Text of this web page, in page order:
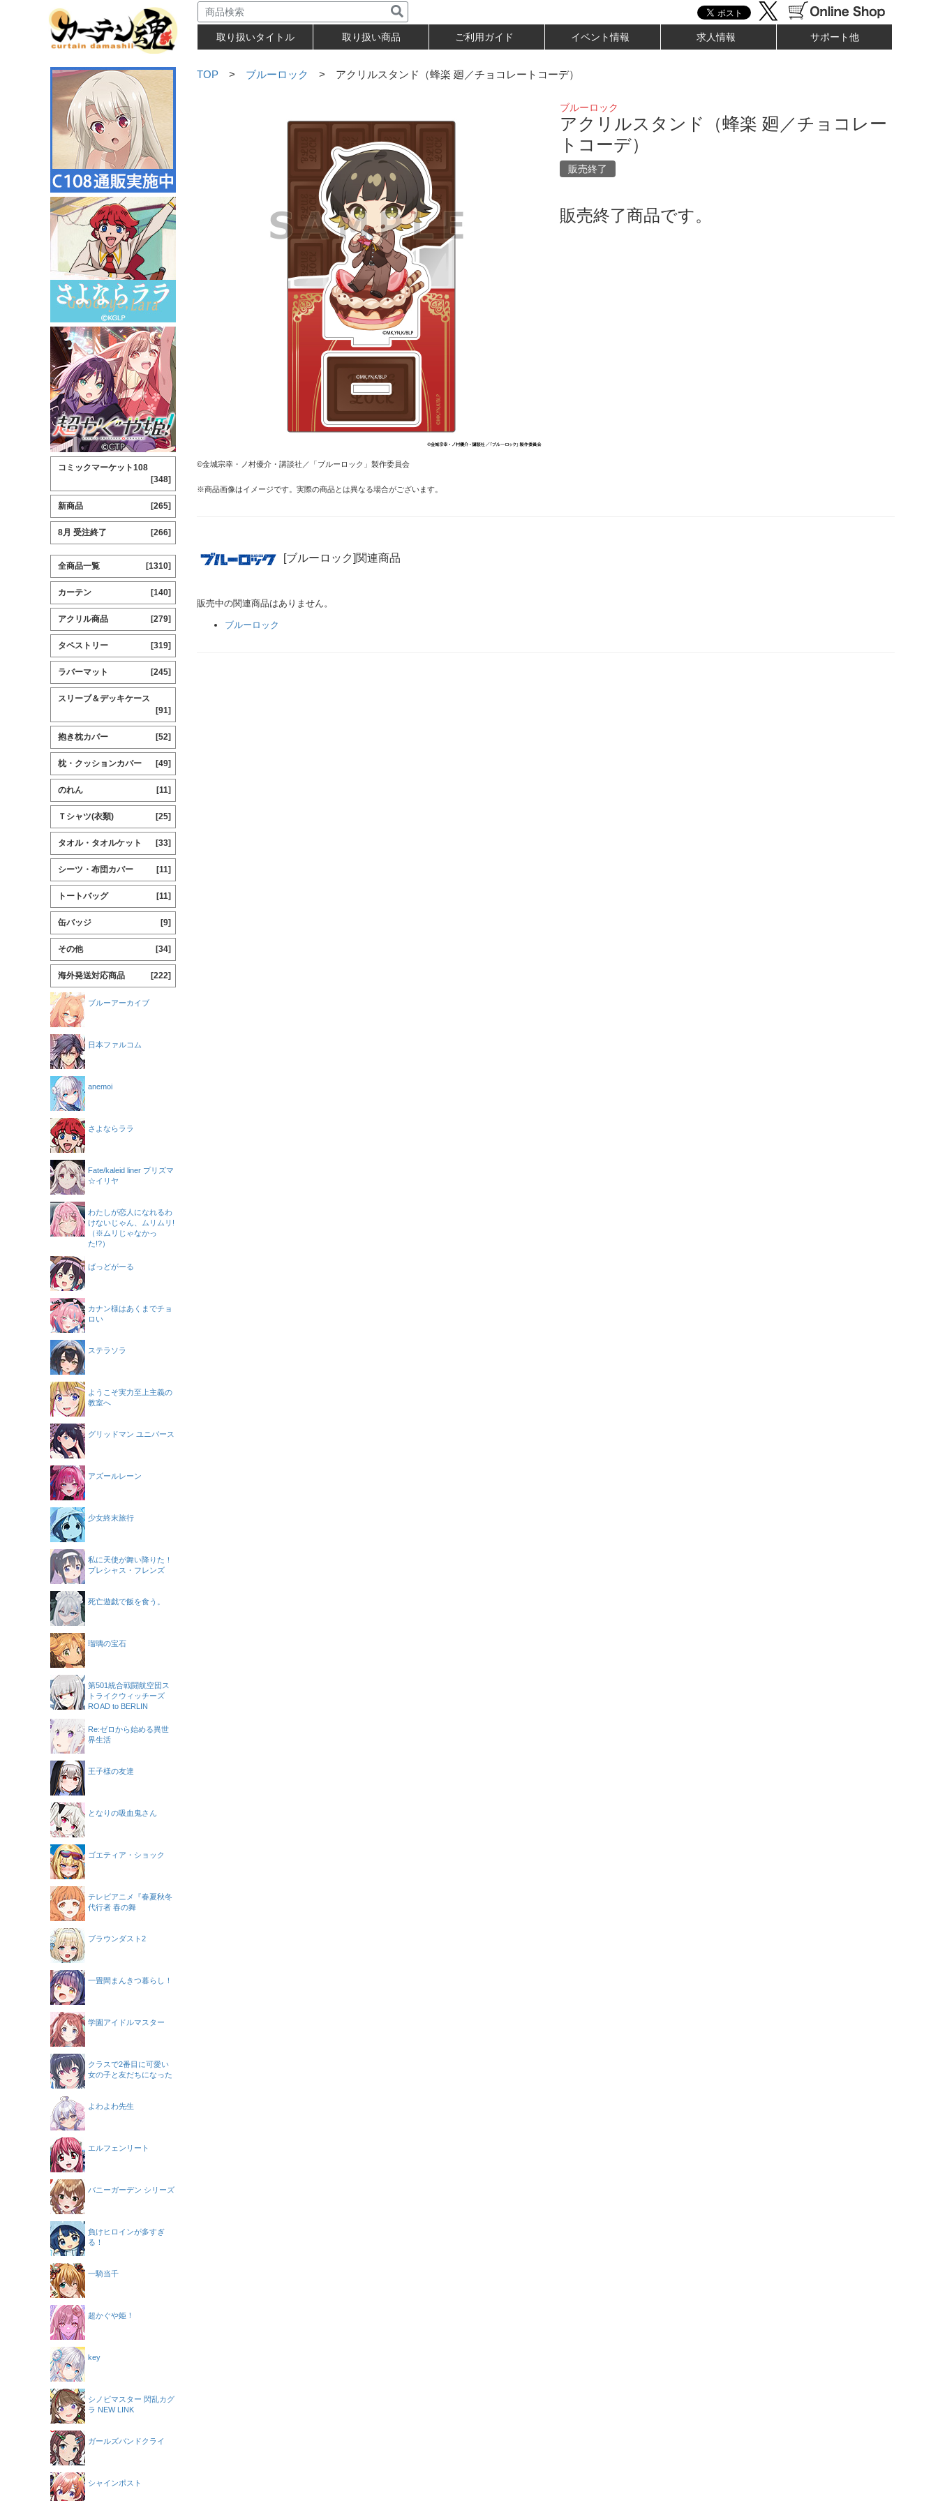
取り扱いタイトル 取り扱い商品 ご利用ガイド イベント情報 求人情報 サポート他
TOP > ブルーロック > アクリルスタンド（蜂楽 廻／チョコレートコーデ）
©金城宗幸・ノ村優介・講談社／「ブルーロック」製作委員会
※商品画像はイメージです。実際の商品とは異なる場合がございます。
ブルーロック
アクリルスタンド（蜂楽 廻／チョコレー
トコーデ）
販売終了
販売終了商品です。
[ブルーロック]関連商品
販売中の関連商品はありません。
ブルーロック
コミックマーケット108
[348]
新商品 [265]
8月 受注終了 [266]
全商品一覧 [1310]
カーテン [140]
アクリル商品 [279]
タペストリー [319]
ラバーマット [245]
スリーブ＆デッキケース
[91]
抱き枕カバー [52]
枕・クッションカバー [49]
のれん [11]
Ｔシャツ(衣類) [25]
タオル・タオルケット [33]
シーツ・布団カバー [11]
トートバッグ [11]
缶バッジ [9]
その他 [34]
海外発送対応商品 [222]
ブルーアーカイブ
日本ファルコム
anemoi
さよならララ
Fate/kaleid liner プリズマ
☆イリヤ
わたしが恋人になれるわ
けないじゃん、ムリムリ!
（※ムリじゃなかっ
た!?）
ばっどがーる
カナン様はあくまでチョ
ロい
ステラソラ
ようこそ実力至上主義の
教室へ
グリッドマン ユニバース
アズールレーン
少女終末旅行
私に天使が舞い降りた！
プレシャス・フレンズ
死亡遊戯で飯を食う。
瑠璃の宝石
第501統合戦闘航空団ス
トライクウィッチーズ
ROAD to BERLIN
Re:ゼロから始める異世
界生活
王子様の友達
となりの吸血鬼さん
ゴエティア・ショック
テレビアニメ『春夏秋冬
代行者 春の舞
ブラウンダスト2
一畳間まんきつ暮らし！
学園アイドルマスター
クラスで2番目に可愛い
女の子と友だちになった
よわよわ先生
エルフェンリート
バニーガーデン シリーズ
負けヒロインが多すぎ
る！
一騎当千
超かぐや姫！
key
シノビマスター 閃乱カグ
ラ NEW LINK
ガールズバンドクライ
シャインポスト